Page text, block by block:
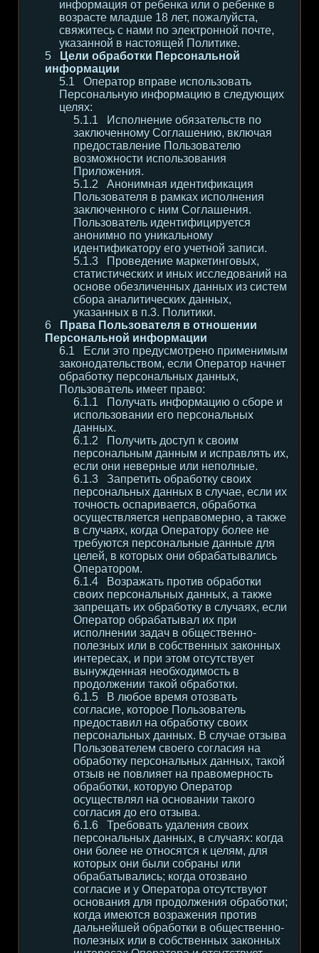
информация от ребенка или о ребенке в
возрасте младше 18 лет, пожалуйста,
свяжитесь с нами по электронной почте,
указанной в настоящей Политике.
Цели обработки Персональной
информации
Оператор вправе использовать
Персональную информацию в следующих
целях:
Исполнение обязательств по
заключенному Соглашению, включая
предоставление Пользователю
возможности использования
Приложения.
Анонимная идентификация
Пользователя в рамках исполнения
заключенного с ним Соглашения.
Пользователь идентифицируется
анонимно по уникальному
идентификатору его учетной записи.
Проведение маркетинговых,
статистических и иных исследований на
основе обезличенных данных из систем
сбора аналитических данных,
указанных в п.3. Политики.
Права Пользователя в отношении
Персональной информации
Если это предусмотрено применимым
законодательством, если Оператор начнет
обработку персональных данных,
Пользователь имеет право:
Получать информацию о сборе и
использовании его персональных
данных.
Получить доступ к своим
персональным данным и исправлять их,
если они неверные или неполные.
Запретить обработку своих
персональных данных в случае, если их
точность оспаривается, обработка
осуществляется неправомерно, а также
в случаях, когда Оператору более не
требуются персональные данные для
целей, в которых они обрабатывались
Оператором.
Возражать против обработки
своих персональных данных, а также
запрещать их обработку в случаях, если
Оператор обрабатывал их при
исполнении задач в общественно-
полезных или в собственных законных
интересах, и при этом отсутствует
вынужденная необходимость в
продолжении такой обработки.
В любое время отозвать
согласие, которое Пользователь
предоставил на обработку своих
персональных данных. В случае отзыва
Пользователем своего согласия на
обработку персональных данных, такой
отзыв не повлияет на правомерность
обработки, которую Оператор
осуществлял на основании такого
согласия до его отзыва.
Требовать удаления своих
персональных данных, в случаях: когда
они более не относятся к целям, для
которых они были собраны или
обрабатывались; когда отозвано
согласие и у Оператора отсутствуют
основания для продолжения обработки;
когда имеются возражения против
дальнейшей обработки в общественно-
полезных или в собственных законных